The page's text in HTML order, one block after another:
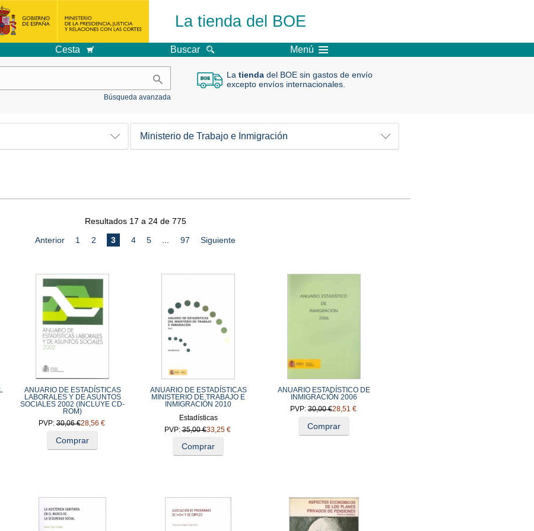
La tienda del BOE
Cesta Buscar Menú
Búsqueda avanzada
Latienda del BOE sin gastos de envío
excepto envíos internacionales.
Ministerio de Trabajo e Inmigración
Resultados 17 a 24 de 775
Anterior 1 2 3 4 5 97 Siguiente
ANUARIO DE ESTADÍSTICAS
LABORALES Y DE ASUNTOS
SOCIALES 2002 (INCLUYE CD-
ROM)
PVP:30,06 €28,56 €
Comprar
ANUARIO DE ESTADÍSTICAS
MINISTERIO DE TRABAJO E
INMIGRACIÓN 2010
Estadísticas
PVP:35,00 €33,25 €
Comprar
ANUARIO ESTADÍSTICO DE
INMIGRACIÓN 2006
PVP:30,00 €28,51 €
Comprar